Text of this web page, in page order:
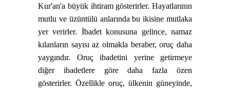
Kur'an'a büyük ihtiram gösterirler. Hayatlarının
mutlu ve üzüntülü anlarında bu ikisine mutlaka
yer verirler. İbadet konusuna gelince, namaz
kılanların sayısı az olmakla beraber, oruç daha
yaygındır. Oruç ibadetini yerine getirmeye
diğer ibadetlere göre daha fazla özen
gösterirler. Özellikle oruç, ülkenin güneyinde,